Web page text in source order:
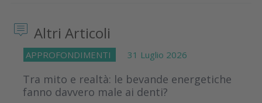
Altri Articoli
APPROFONDIMENTI 31 Luglio 2026
Tra mito e realtà: le bevande energetiche
fanno davvero male ai denti?